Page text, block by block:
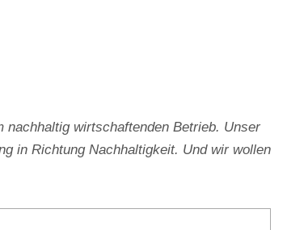
wirtschaftenden Betrieb. Unser
in Richtung Nachhaltigkeit. Und wir wollen